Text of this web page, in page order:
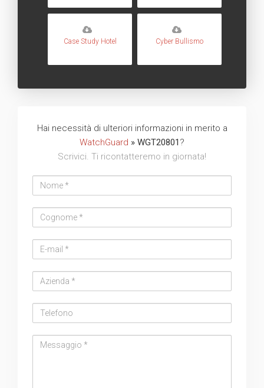
Case Study Hotel Cyber Bullismo
Hai necessità di ulteriori informazioni in merito a
WatchGuard » WGT20801 ?
Scrivici. Ti ricontatteremo in giornata!
address